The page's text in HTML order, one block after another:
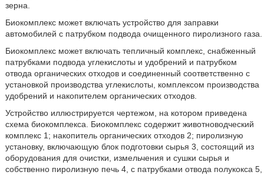
зерна.
Биокомплекс может включать устройство для заправки
автомобилей с патрубком подвода очищенного пиролизного газа.
Биокомплекс может включать тепличный комплекс, снабженный
патрубками подвода углекислоты и удобрений и патрубком
отвода органических отходов и соединенный соответственно с
установкой производства углекислоты, комплексом производства
удобрений и накопителем органических отходов.
Устройство иллюстрируется чертежом, на котором приведена
схема биокомплекса. Биокомплекс содержит животноводческий
комплекс 1; накопитель органических отходов 2; пиролизную
установку, включающую блок подготовки сырья 3, состоящий из
оборудования для очистки, измельчения и сушки сырья и
собственно пиролизную печь 4, с патрубками отвода полукокса 5,